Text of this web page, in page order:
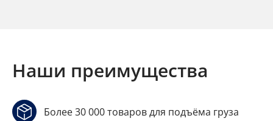
Наши преимущества
Более 30 000 товаров для подъёма груза